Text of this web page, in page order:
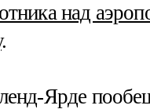
над
.
Ярде